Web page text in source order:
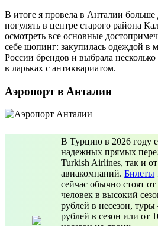
В итоге я провела в Анталии больше
погулять в центре старого района
осмотреть все основные
себе шопинг: закупилась одеждой в
России брендов и выбрала
в ларьках с антиквариатом.
Аэропорт в Анталии
В Турцию в 2026 году
надежных прямых
Turkish Airlines, так и
авиакомпаний.Билеты
сейчас обычно стоят
человек в высокий
рублей в несезон, туры
рублей в сезон или от